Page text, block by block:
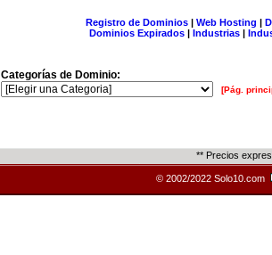
Registro de Dominios| Web Hosting |
Dominios Expirados | Industrias |
Categorías de Dominio:
[Pág.
** Precios
© 2002/2022 Solo10.com